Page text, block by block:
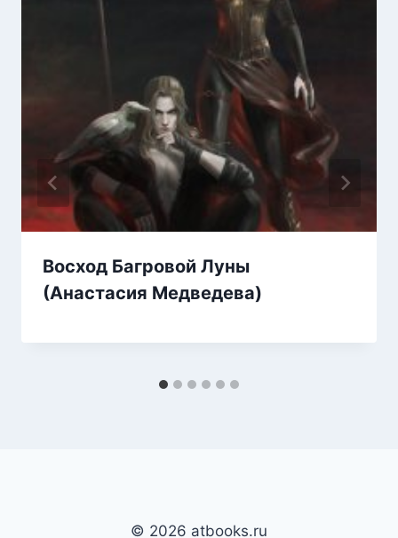
Восход Багровой Луны
(Анастасия Медведева)
© 2026 atbooks.ru